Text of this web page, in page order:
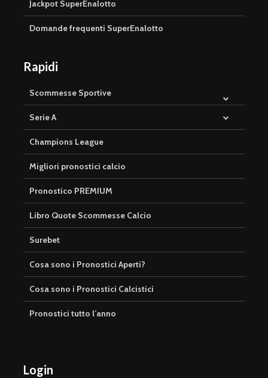
Jackpot SuperEnalotto
Domande frequenti SuperEnalotto
Rapidi
Scommesse Sportive
Serie A
Champions League
Migliori pronostici calcio
Pronostico PREMIUM
Libro Quote Scommesse Calcio
Surebet
Cosa sono i Pronostici Aperti?
Cosa sono i Pronostici Calcistici
Pronostici tutto l’anno
Login